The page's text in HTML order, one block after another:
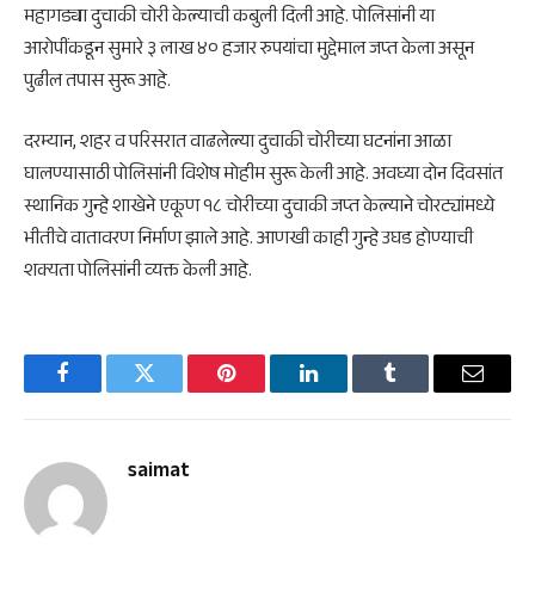
महागड्या दुचाकी चोरी केल्याची कबुली दिली आहे. पोलिसांनी या
आरोपींकडून सुमारे ३ लाख ४० हजार रुपयांचा मुद्देमाल जप्त केला असून
पुढील तपास सुरू आहे.
दरम्यान, शहर व परिसरात वाढलेल्या दुचाकी चोरीच्या घटनांना आळा
घालण्यासाठी पोलिसांनी विशेष मोहीम सुरू केली आहे. अवघ्या दोन दिवसांत
स्थानिक गुन्हे शाखेने एकूण १८ चोरीच्या दुचाकी जप्त केल्याने चोरट्यांमध्ये
भीतीचे वातावरण निर्माण झाले आहे. आणखी काही गुन्हे उघड होण्याची
शक्यता पोलिसांनी व्यक्त केली आहे.
FacebookTwitter Pinterest LinkedInTumblr Email
saimat